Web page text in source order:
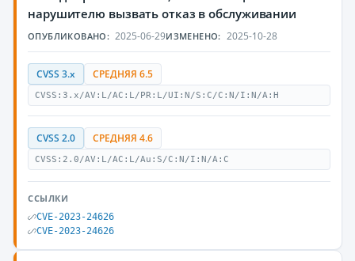
нарушителю вызвать отказ в обслуживании
ОПУБЛИКОВАНО: 2025-06-29ИЗМЕНЕНО: 2025-10-28
CVSS 3.x СРЕДНЯЯ 6.5
CVSS:3.x/AV:L/AC:L/PR:L/UI:N/S:C/C:N/I:N/A:H
CVSS 2.0 СРЕДНЯЯ 4.6
CVSS:2.0/AV:L/AC:L/Au:S/C:N/I:N/A:C
ССЫЛКИ
CVE-2023-24626
CVE-2023-24626